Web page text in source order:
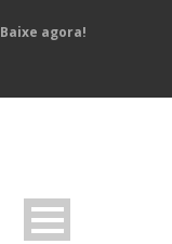
Baixe agora!